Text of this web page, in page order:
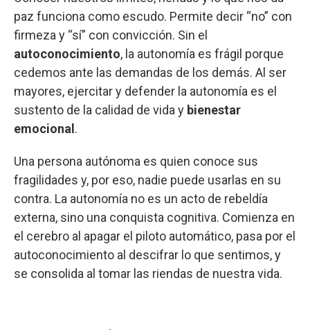
paz funciona como escudo. Permite decir “no” con
firmeza y “sí” con convicción. Sin el
autoconocimiento, la autonomía es frágil porque
cedemos ante las demandas de los demás. Al ser
mayores, ejercitar y defender la autonomía es el
sustento de la calidad de vida y bienestar
emocional .
Una persona autónoma es quien conoce sus
fragilidades y, por eso, nadie puede usarlas en su
contra. La autonomía no es un acto de rebeldía
externa, sino una conquista cognitiva. Comienza en
el cerebro al apagar el piloto automático, pasa por el
autoconocimiento al descifrar lo que sentimos, y
se consolida al tomar las riendas de nuestra vida.